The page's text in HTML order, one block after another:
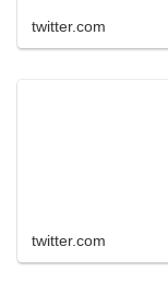
twitter.com
twitter.com